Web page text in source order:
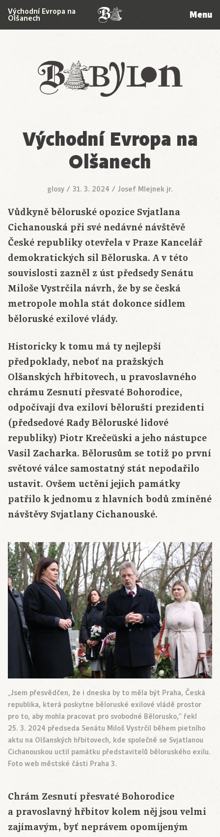
Babylon
Východní Evropa na
Olšanech Menu
Východní Evropa na
Olšanech
glosy / 31. 3. 2024 / Josef Mlejnek jr.
Vůdkyně běloruské opozice Svjatlana
Cichanouská při své nedávné návštěvě
České republiky otevřela v Praze Kancelář
demokratických sil Běloruska. A v této
souvislosti zazněl z úst předsedy Senátu
Miloše Vystrčila návrh, že by se česká
metropole mohla stát dokonce sídlem
běloruské exilové vlády.
Historicky k tomu má ty nejlepší
předpoklady, neboť na pražských
Olšanských hřbitovech, u pravoslavného
chrámu Zesnutí přesvaté Bohorodice,
odpočívají dva exiloví běloruští prezidenti
(předsedové Rady Běloruské lidové
republiky) Piotr Krečeŭski a jeho nástupce
Vasil Zacharka. Bělorusům se totiž po první
světové válce samostatný stát nepodařilo
ustavit. Ovšem uctění jejich památky
patřilo k jednomu z hlavních bodů zmíněné
návštěvy Svjatlany Cichanouské.
„Jsem přesvědčen, že i dneska by to měla být Praha, Česká
republika, která poskytne běloruské exilové vládě prostor
pro to, aby mohla pracovat pro svobodné Bělorusko,“ řekl
25. 3. 2024 předseda Senátu Miloš Vystrčil během pietního
aktu na Olšanských hřbitovech, kde společně se Svjatlanou
Cichanouskou uctil památku představitelů běloruského exilu.
Foto web městské části Praha 3.
Chrám Zesnutí přesvaté Bohorodice
a pravoslavný hřbitov kolem něj jsou velmi
zajímavým, byť neprávem opomíjeným